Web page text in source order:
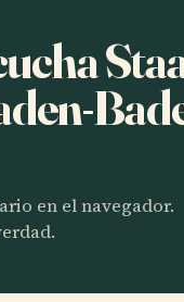
en el navegador.